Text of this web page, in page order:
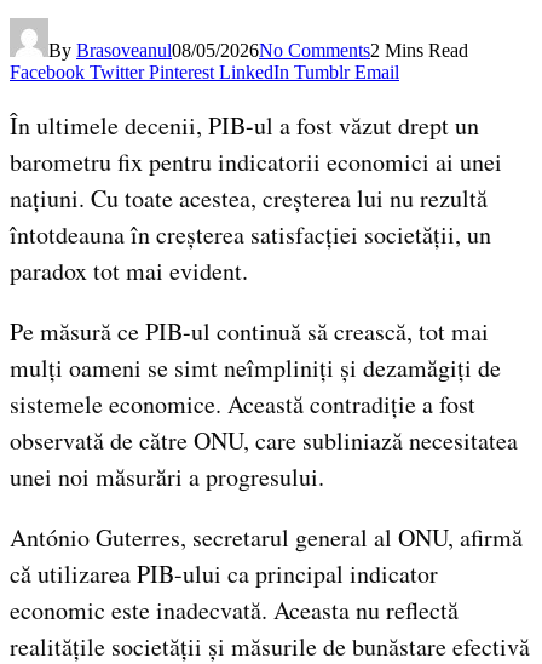
By Brasoveanul08/05/2026No Comments2 Mins Read
Facebook Twitter Pinterest LinkedIn Tumblr Email
În ultimele decenii, PIB-ul a fost văzut drept un
barometru fix pentru indicatorii economici ai unei
națiuni. Cu toate acestea, creșterea lui nu rezultă
întotdeauna în creșterea satisfacției societății, un
paradox tot mai evident.
Pe măsură ce PIB-ul continuă să crească, tot mai
mulți oameni se simt neîmpliniți și dezamăgiți de
sistemele economice. Această contradiție a fost
observată de către ONU, care subliniază necesitatea
unei noi măsurări a progresului.
António Guterres, secretarul general al ONU, afirmă
că utilizarea PIB-ului ca principal indicator
economic este inadecvată. Aceasta nu reflectă
realitățile societății și măsurile de bunăstare efectivă